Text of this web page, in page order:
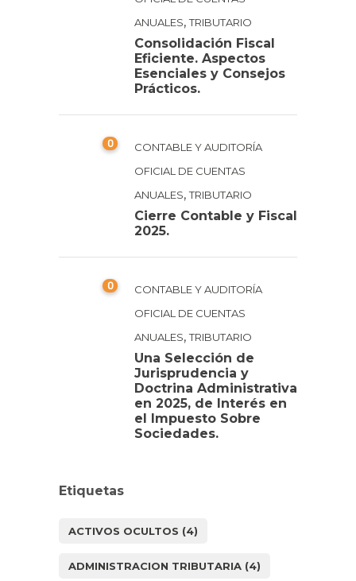
ANUALES,TRIBUTARIO
Consolidación Fiscal
Eficiente. Aspectos
Esenciales y Consejos
Prácticos.
0
CONTABLE Y AUDITORÍA
OFICIAL DE CUENTAS
ANUALES,TRIBUTARIO
Cierre Contable y Fiscal
2025.
0
CONTABLE Y AUDITORÍA
OFICIAL DE CUENTAS
ANUALES,TRIBUTARIO
Una Selección de
Jurisprudencia y
Doctrina Administrativa
en 2025, de Interés en
el Impuesto Sobre
Sociedades.
Etiquetas
ACTIVOS OCULTOS (4)
ADMINISTRACION TRIBUTARIA (4)